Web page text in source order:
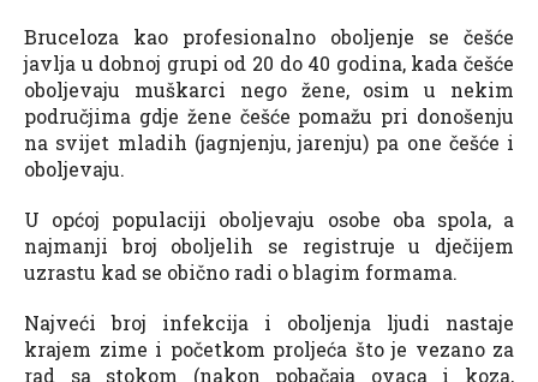
Bruceloza kao profesionalno oboljenje se češće
javlja u dobnoj grupi od 20 do 40 godina, kada češće
oboljevaju muškarci nego žene, osim u nekim
područjima gdje žene češće pomažu pri donošenju
na svijet mladih (jagnjenju, jarenju) pa one češće i
oboljevaju.
U općoj populaciji oboljevaju osobe oba spola, a
najmanji broj oboljelih se registruje u dječijem
uzrastu kad se obično radi o blagim formama.
Najveći broj infekcija i oboljenja ljudi nastaje
krajem zime i početkom proljeća što je vezano za
rad sa stokom (nakon pobačaja ovaca i koza,